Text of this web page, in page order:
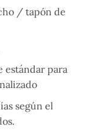
/ tapón de
estándar para
según el